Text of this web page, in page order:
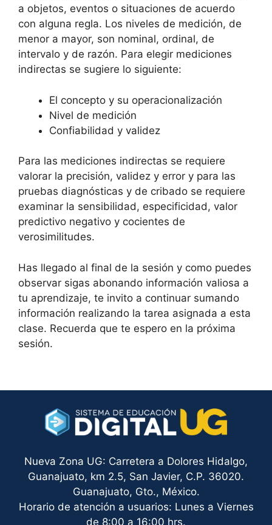
a objetos, eventos o situaciones de acuerdo
con alguna regla. Los niveles de medición, de
menor a mayor, son nominal, ordinal, de
intervalo y de razón. Para elegir mediciones
indirectas se sugiere lo siguiente:
El concepto y su operacionalización
Nivel de medición
Confiabilidad y validez
Para las mediciones indirectas se requiere
valorar la precisión, validez y error y para las
pruebas diagnósticas y de cribado se requiere
examinar la sensibilidad, especificidad, valor
predictivo negativo y cocientes de
verosimilitudes.
Has llegado al final de la sesión y como puedes
observar sigas abonando información valiosa a
tu aprendizaje, te invito a continuar sumando
información realizando la tarea asignada a esta
clase. Recuerda que te espero en la próxima
sesión.
Nueva Zona UG: Carretera a Dolores Hidalgo,
Guanajuato, km 2.5, San Javier, C.P. 36020.
Guanajuato, Gto., México.
Horario de atención a usuarios: Lunes a Viernes
de 8:00 a 16:00 hrs.